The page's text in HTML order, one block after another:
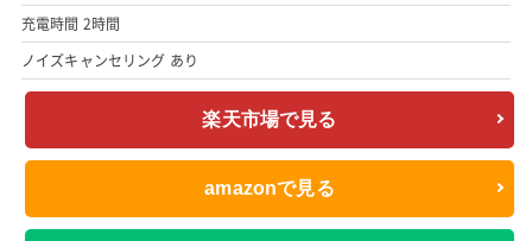
充電時間 2時間
ノイズキャンセリング あり
楽天市場で見る
amazonで見る